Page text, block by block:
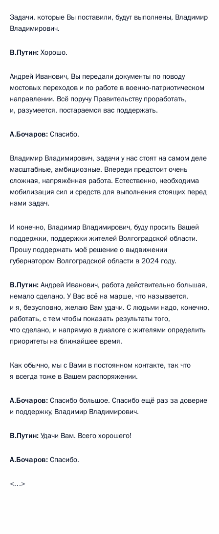
Задачи, которые Вы поставили, будут выполнены, Владимир
Владимирович.
В.Путин: Хорошо.
Андрей Иванович, Вы передали документы по поводу
мостовых переходов и по работе в военно-патриотическом
направлении. Всё поручу Правительству проработать,
и, разумеется, постараемся вас поддержать.
А.Бочаров: Спасибо.
Владимир Владимирович, задачи у нас стоят на самом деле
масштабные, амбициозные. Впереди предстоит очень
сложная, напряжённая работа. Естественно, необходима
мобилизация сил и средств для выполнения стоящих перед
нами задач.
И конечно, Владимир Владимирович, буду просить Вашей
поддержки, поддержки жителей Волгоградской области.
Прошу поддержать моё решение о выдвижении
губернатором Волгоградской области в 2024 году.
В.Путин: Андрей Иванович, работа действительно большая,
немало сделано. У Вас всё на марше, что называется,
и я, безусловно, желаю Вам удачи. С людьми надо, конечно,
работать, с тем чтобы показать результаты того,
что сделано, и напрямую в диалоге с жителями определить
приоритеты на ближайшее время.
Как обычно, мы с Вами в постоянном контакте, так что
я всегда тоже в Вашем распоряжении.
А.Бочаров: Спасибо большое. Спасибо ещё раз за доверие
и поддержку, Владимир Владимирович.
В.Путин: Удачи Вам. Всего хорошего!
А.Бочаров: Спасибо.
<…>